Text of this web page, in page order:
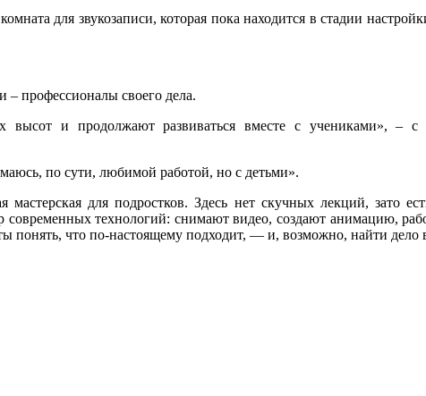
для звукозаписи, которая пока находится в стадии
– профессионалы своего дела.
и продолжают развиваться вместе с учениками», – с
по сути, любимой работой, но с детьми».
для подростков. Здесь нет скучных лекций, зато
технологий: снимают видео, создают анимацию,
понять, что по-настоящему подходит, — и, возможно, найти